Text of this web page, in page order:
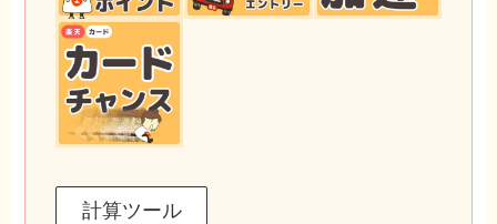
計算ツール